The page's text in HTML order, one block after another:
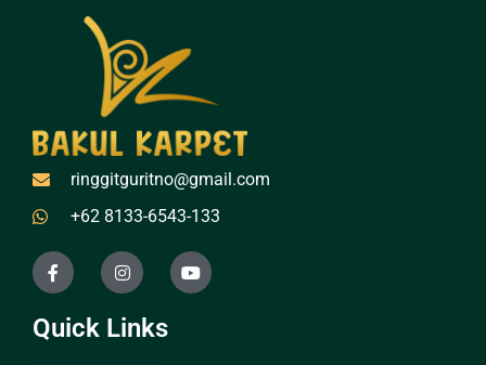
ringgitguritno@gmail.com
+62 8133-6543-133
Quick Links